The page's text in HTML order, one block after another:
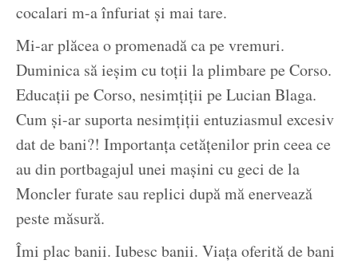
cocalari m-a înfuriat și mai tare.
Mi-ar plăcea o promenadă ca pe vremuri.
Duminica să ieșim cu toții la plimbare pe Corso.
Educații pe Corso, nesimțiții pe Lucian Blaga.
Cum și-ar suporta nesimțiții entuziasmul excesiv
dat de bani?! Importanța cetățenilor prin ceea ce
au din portbagajul unei mașini cu geci de la
Moncler furate sau replici după mă enervează
peste măsură.
Îmi plac banii. Iubesc banii. Viața oferită de bani